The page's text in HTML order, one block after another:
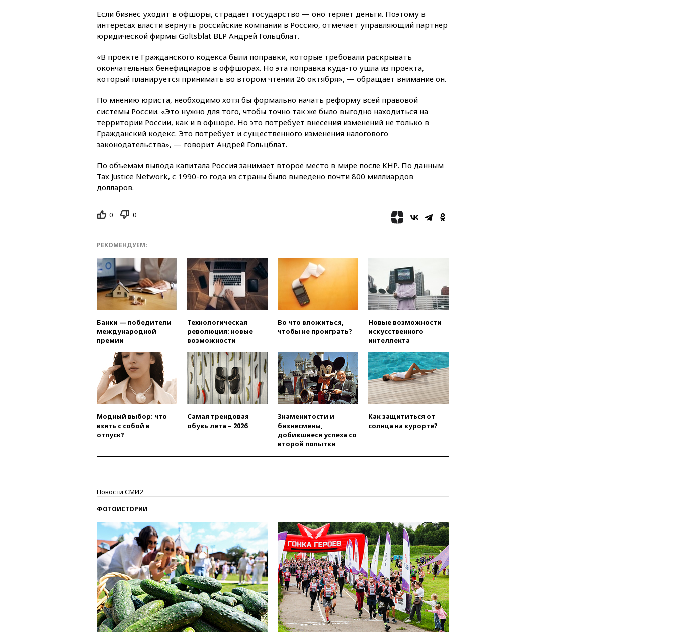
искусства до 2035 года
вчера, 21:21
Правительство
экологических классов
вчера, 21:15
Путин обсудил с
Машковым 150-летие Союза
вчера, 20:47Newsweek:
«взрывная» диарея охватила
47 из 50 штатов США
вчера, 20:20Третий комплект
ТАСС: жизни
главы «Уралдронзавода»
электричество
вчера, 20:00
Зеленский связал
дефицит ракет с попыткой
Запада принудить Киев к
уступкам
вчера, 19:45Памфилова: ЦИК
примет беспрецедентные
выборов
вчера, 19:35Памфилова
сообщила об омоложении
партийных списков на выборах
в Госдуму
вчера, 19:25 Путин
прокомментировал первый
номер «Единой России» в
вчера, 19:15Путин обсудил с
вчера, 18:56Wildberries
отрицает перенос основной
вчера, 18:45Крупнейший
склад маркетплейса Rozetka
сгорел под Киевом
вчера, 18:35Джаред Лето
лишился роли в фильме
Барри Левинсона на фоне
обвинений в насилии
вчера, 18:28Выборы ректора
ГИТИСа перенесены на «после
1 ноября»
вчера, 18:15Путин указал на
Если бизнес уходит в офшоры, страдает государство — оно теряет деньги. Поэтому в
интересах власти вернуть российские компании в Россию, отмечает управляющий партнер
юридической фирмы Goltsblat BLP Андрей Гольцблат.
«В проекте Гражданского кодекса были поправки, которые требовали раскрывать
окончательных бенефициаров в оффшорах. Но эта поправка куда-то ушла из проекта,
который планируется принимать во втором чтении 26 октября», — обращает внимание он.
По мнению юриста, необходимо хотя бы формально начать реформу всей правовой
системы России. «Это нужно для того, чтобы точно так же было выгодно находиться на
территории России, как и в офшоре. Но это потребует внесения изменений не только в
Гражданский кодекс. Это потребует и существенного изменения налогового
законодательства», — говорит Андрей Гольцблат.
По объемам вывода капитала Россия занимает второе место в мире после КНР. По данным
Tax Justice Network, с 1990-го года из страны было выведено почти 800 миллиардов
долларов.
0 0
РЕКОМЕНДУЕМ:
Банки — победители
международной
премии
Технологическая
революция: новые
возможности
Во что вложиться,
чтобы не проиграть?
Новые возможности
искусственного
интеллекта
Модный выбор: что
взять с собой в
отпуск?
Самая трендовая
обувь лета – 2026
Знаменитости и
бизнесмены,
добившиеся успеха со
второй попытки
Как защититься от
солнца на курорте?
Новости СМИ2
ФОТОИСТОРИИ